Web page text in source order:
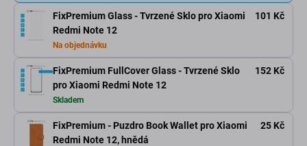
FixPremium Glass - Tvrzené Sklo pro Xiaomi
Redmi Note 12
101 Kč
Na objednávku
FixPremium FullCover Glass - Tvrzené Sklo
pro Xiaomi Redmi Note 12
152 Kč
Skladem
FixPremium - Puzdro Book Wallet pro Xiaomi
Redmi Note 12, hnědá
25 Kč